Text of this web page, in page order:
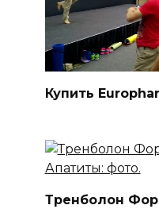
Купить
Тренболон